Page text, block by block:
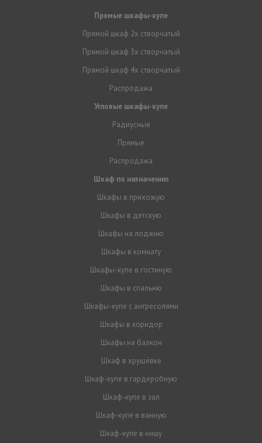
Прямые шкафы-купе
Прямой шкаф 2х створчатый
Прямой шкаф 3х створчатый
Прямой шкаф 4х створчатый
Распродажа
Угловые шкафы-купе
Радиусные
Прямые
Распродажа
Шкаф по назначению
Шкафы в прихожую
Шкафы в детскую
Шкафы на лоджию
Шкафы в комнату
Шкафы-купе в гостиную
Шкафы в спальню
Шкафы-купе с антресолями
Шкафы в коридор
Шкафы на балкон
Шкаф в хрущёвке
Шкаф-купе в гардеробную
Шкаф-купе в зал
Шкаф-купе в ванную
Шкаф-купе в нишу